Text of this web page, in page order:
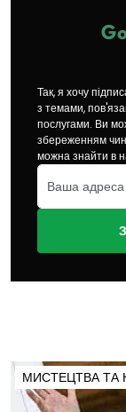
Так, я хочу
з темами,
послугами. Ви
збереженням
можна знайти в
МИСТЕЦТВА ТА